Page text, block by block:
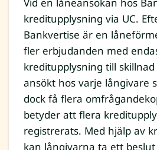
kreditupplysning via UC.
Bankvertise är en
fler erbjudanden med
kreditupplysning till
ansökt hos varje långivare
dock få flera
betyder att flera
registrerats. Med hjälp av
kan långivarna ta ett